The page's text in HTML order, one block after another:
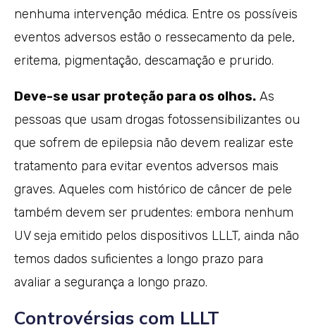
nenhuma intervenção médica. Entre os possíveis
eventos adversos estão o ressecamento da pele,
eritema, pigmentação, descamação e prurido.
Deve-se usar proteção para os olhos. As
pessoas que usam drogas fotossensibilizantes ou
que sofrem de epilepsia não devem realizar este
tratamento para evitar eventos adversos mais
graves. Aqueles com histórico de câncer de pele
também devem ser prudentes: embora nenhum
UV seja emitido pelos dispositivos LLLT, ainda não
temos dados suficientes a longo prazo para
avaliar a segurança a longo prazo.
Controvérsias com LLLT